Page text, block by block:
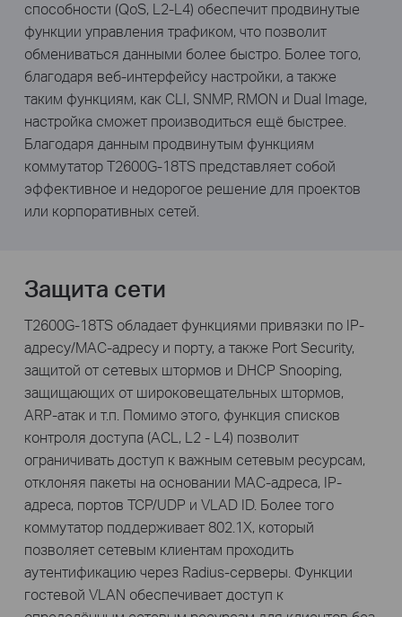
способности (QoS, L2-L4) обеспечит продвинутые
функции управления трафиком, что позволит
обмениваться данными более быстро. Более того,
благодаря веб-интерфейсу настройки, а также
таким функциям, как CLI, SNMP, RMON и Dual Image,
настройка сможет производиться ещё быстрее.
Благодаря данным продвинутым функциям
коммутатор T2600G-18TS представляет собой
эффективное и недорогое решение для проектов
или корпоративных сетей.
Защита сети
T2600G-18TS обладает функциями привязки по IP-
адресу/MAC-адресу и порту, а также Port Security,
защитой от сетевых штормов и DHCP Snooping,
защищающих от широковещательных штормов,
ARP-атак и т.п. Помимо этого, функция списков
контроля доступа (ACL, L2 - L4) позволит
ограничивать доступ к важным сетевым ресурсам,
отклоняя пакеты на основании MAC-адреса, IP-
адреса, портов TCP/UDP и VLAD ID. Более того
коммутатор поддерживает 802.1X, который
позволяет сетевым клиентам проходить
аутентификацию через Radius-серверы. Функции
гостевой VLAN обеспечивает доступ к